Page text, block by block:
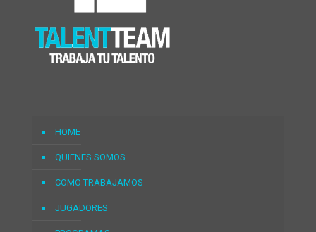
HOME
QUIENES SOMOS
COMO TRABAJAMOS
JUGADORES